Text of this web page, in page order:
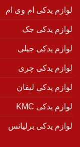
لوازم یدکی ام وی ام
لوازم یدکی جک
لوازم یدکی جیلی
لوازم یدکی چری
لوازم یدکی لیفان
لوازم یدکی KMC
لوازم یدکی برلیانس